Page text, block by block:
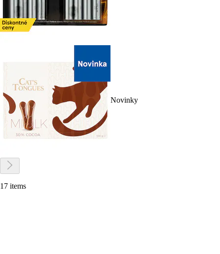
Novinky
17 items